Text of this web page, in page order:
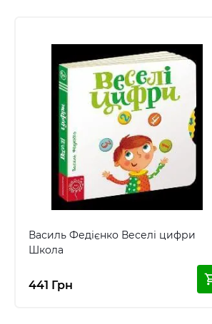
Василь Федієнко Веселі цифри
Школа
441 Грн